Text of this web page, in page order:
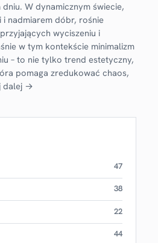
W dynamicznym świecie,
i nadmiarem dóbr, rośnie
wyciszeniu i
w tym kontekście minimalizm
– to nie tylko trend estetyczny,
pomaga zredukować chaos,
dalej →
47
38
22
44